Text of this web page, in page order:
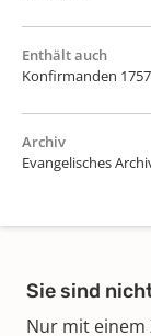
Enthält auch
Konfirmanden
Archiv
Evangelisches
Sie sind
Nur mit einem